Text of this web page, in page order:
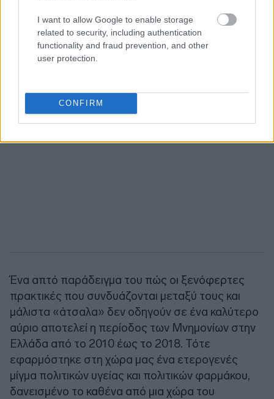
I want to allow Google to enable storage
related to security, including authentication
functionality and fraud prevention, and other
user protection.
CONFIRM
Ένα απτό παράδειγμα του πώς οι ξενόφερτες
πρακτικές που συνδυάζονται μεταξύ τους και
μάλιστα «άτσαλα» δεν οδηγούν σε ένα καλύτερο
αύριο αποτελεί η περίοδος των Μνημονίων στην
Ελλάδα από το 2010 έως το 2018. Τότε
εφαρμόστηκε στη χώρα μας ένα ετερογενές
μίγμα πολιτικών υγείας και πολιτικών φαρμάκου,
δανεισμένο το καθένα από μια χώρα του